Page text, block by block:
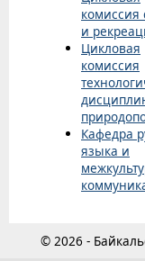
комиссия
и
Цикловая
комиссия
Кафедра
языка и
© 2026 -